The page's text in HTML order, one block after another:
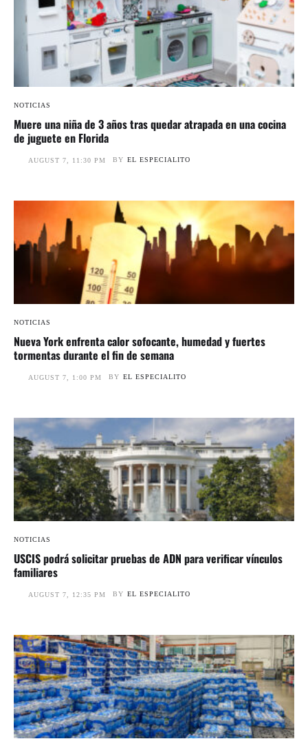
NOTICIAS
Muere una niña de 3 años tras quedar atrapada en una cocina
de juguete en Florida
AUGUST 7, 11:30 PM BY EL ESPECIALITO
NOTICIAS
Nueva York enfrenta calor sofocante, humedad y fuertes
tormentas durante el fin de semana
AUGUST 7, 1:00 PM BY EL ESPECIALITO
NOTICIAS
USCIS podrá solicitar pruebas de ADN para verificar vínculos
familiares
AUGUST 7, 12:35 PM BY EL ESPECIALITO